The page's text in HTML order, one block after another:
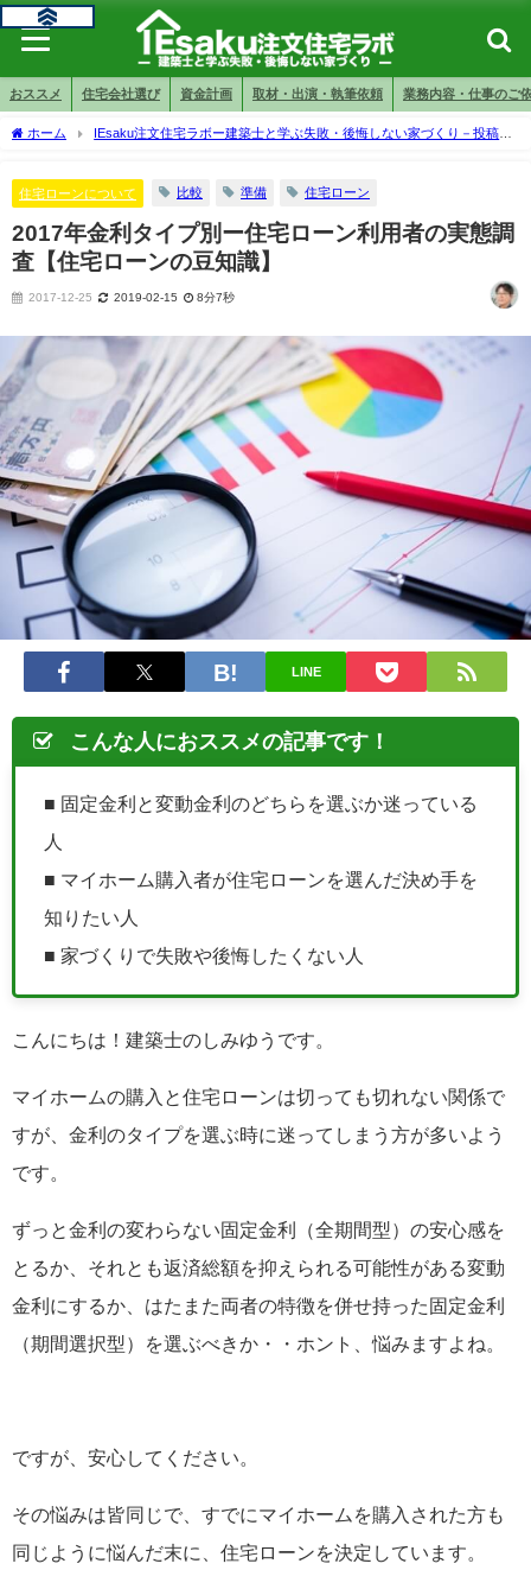
おススメ 住宅会社選び 資金計画 取材・出演・執筆依頼 業務内容・仕事のご
ホーム
IEsaku注文住宅ラボー建築士と学ぶ失敗・後悔しない家づくり－投稿ペ
住宅ローンについて
比較 準備 住宅ローン
2017年金利タイプ別ー住宅ローン利用者の実態調
査【住宅ローンの豆知識】
2017-12-25 2019-02-15 8分7秒
LINE
こんな人におススメの記事です！
■ 固定金利と変動金利のどちらを選ぶか迷っている
人
■ マイホーム購入者が住宅ローンを選んだ決め手を
知りたい人
■ 家づくりで失敗や後悔したくない人
こんにちは！建築士のしみゆうです。
マイホームの購入と住宅ローンは切っても切れない関係で
すが、金利のタイプを選ぶ時に迷ってしまう方が多いよう
です。
ずっと金利の変わらない固定金利（全期間型）の安心感を
とるか、それとも返済総額を抑えられる可能性がある変動
金利にするか、はたまた両者の特徴を併せ持った固定金利
（期間選択型）を選ぶべきか・・ホント、悩みますよね。
ですが、安心してください。
その悩みは皆同じで、すでにマイホームを購入された方も
同じように悩んだ末に、住宅ローンを決定しています。